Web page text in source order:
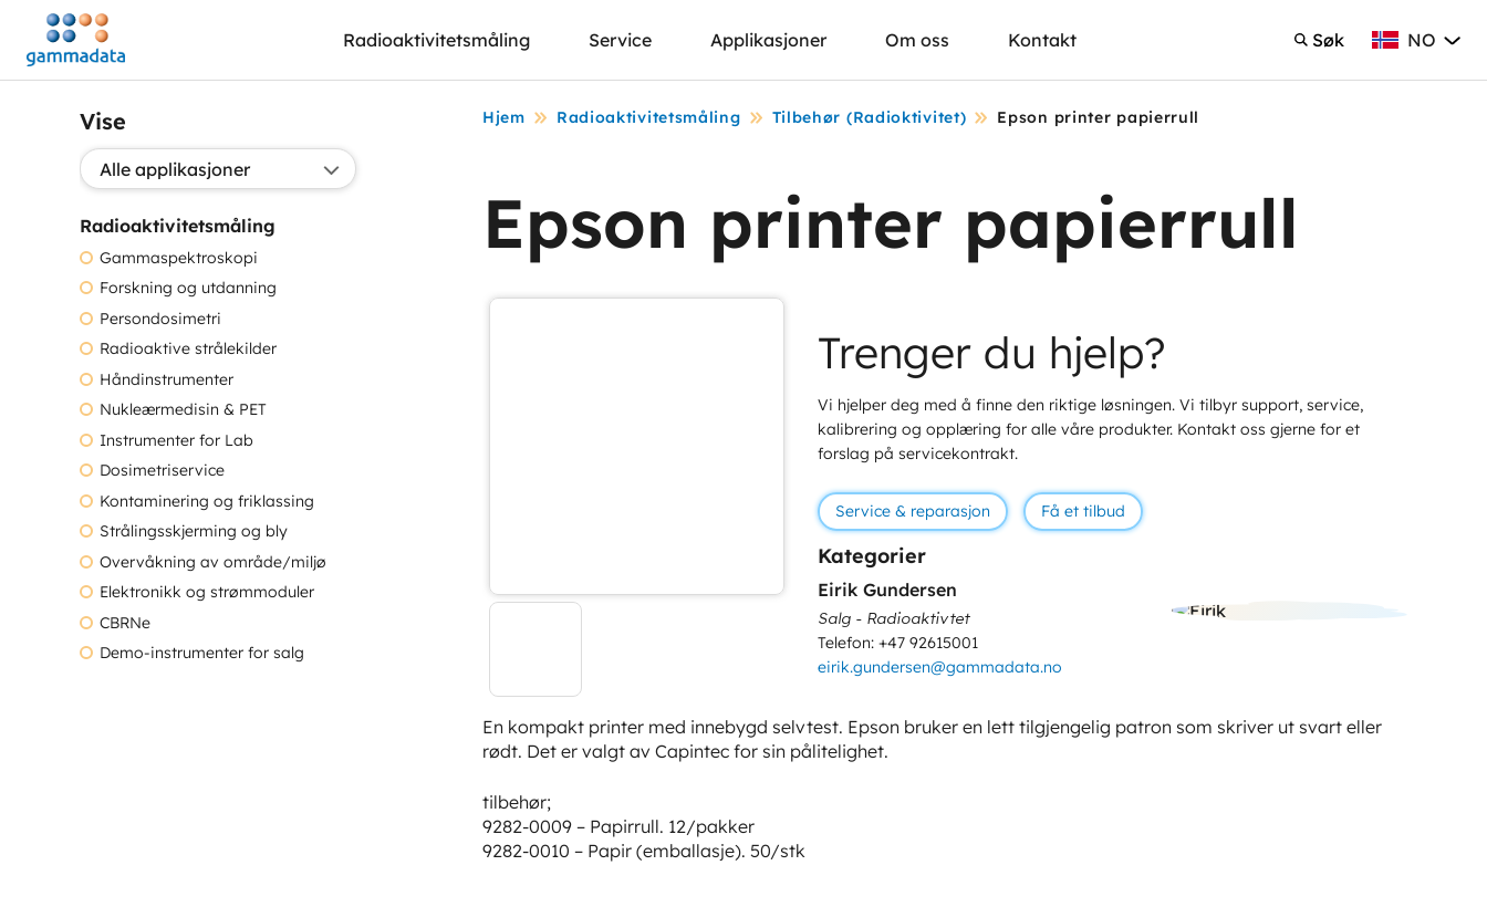
Hopp
hovedinnholdett
Radioaktivitetsmåling Service Applikasjoner Om oss Kontakt Søk
Søk NorskNO
Vise
Valg applikasjon:
Radioaktivitetsmåling
Gammaspektroskopi
Forskning og utdanning
Persondosimetri
Radioaktive strålekilder
Håndinstrumenter
Nukleærmedisin & PET
Instrumenter for Lab
Dosimetriservice
Kontaminering og friklassing
Strålingsskjerming og bly
Overvåkning av område/miljø
Elektronikk og strømmoduler
CBRNe
Demo-instrumenter for salg
Hjem Radioaktivitetsmåling Tilbehør (Radioktivitet) Epson printer papierrull
Epson printer papierrull
Trenger du hjelp?
Vi hjelper deg med å finne den riktige løsningen. Vi tilbyr support, service,
kalibrering og opplæring for alle våre produkter. Kontakt oss gjerne for et
forslag på servicekontrakt.
Service & reparasjon Få et tilbud
En kompakt printer med innebygd selvtest. Epson bruker en lett tilgjengelig patron som skriver ut svart eller
rødt. Det er valgt av Capintec for sin pålitelighet.
tilbehør;
9282-0009 – Papirrull. 12/pakker
9282-0010 – Papir (emballasje). 50/stk
Kategorier
Eirik Gundersen
Salg - Radioaktivtet
Telefon: +47 92615001
eirik.gundersen@gammadata.no